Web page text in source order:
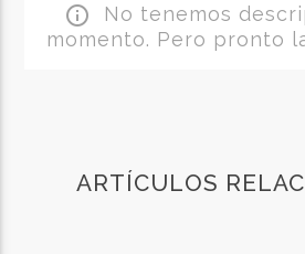
info_outline No tenemos
momento. Pero pronto
ARTÍCULOS